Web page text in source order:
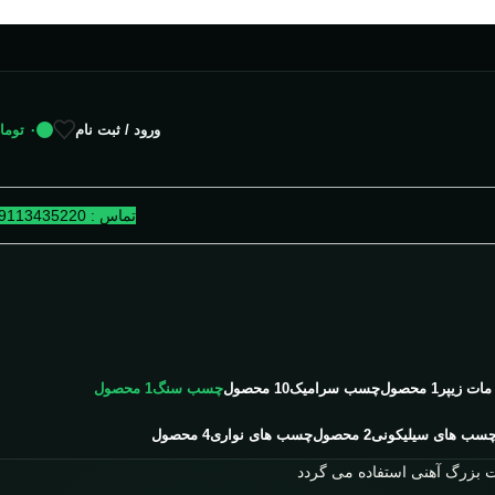
ورود / ثبت نام ۰
تماس : 09113435220
زیپر 1 محصول چسب سرامیک10 محصول چسب سنگ1 محصول
های سیلیکونی2 محصول چسب های نواری4 محصول
آهنی استفاده می گردد